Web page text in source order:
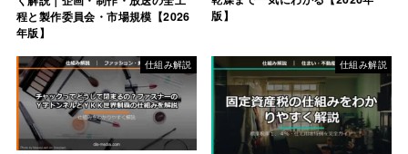
程と製作委員会・市場規模【2026
年版】
版】
仕組み解説 仕組み解説